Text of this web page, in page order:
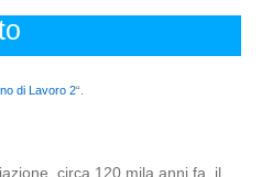
di Lavoro 2“.
circa 120 mila anni fa, il